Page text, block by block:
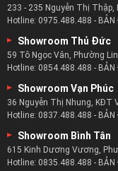
Lịch sử sofa da
Ngược dòng lịch sử
233 - 235 Nguyễn Thị Thập,
Hotline: 0975.488.488 - BẢN
Showroom Thủ Đức
59 Tô Ngọc Vân, Phường
Hotline: 0854.488.488 - BẢN
Showroom Vạn Phúc
36 Nguyễn Thị Nhung, KĐT
Hotline: 0837.488.488 - BẢN
Showroom Bình Tân
615 Kinh Dương Vương,
Hotline: 0835.488.488 - BẢN